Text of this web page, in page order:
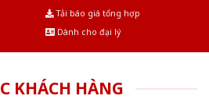
Tải báo giá tổng hợp
Dành cho đại lý
KHÁCH HÀNG